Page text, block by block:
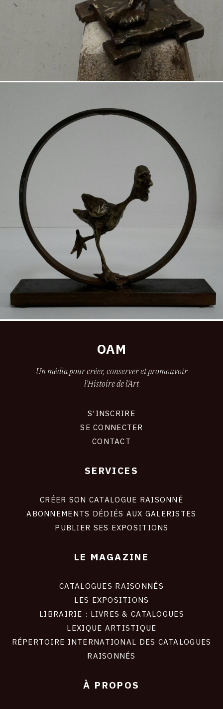
OAM
Un média pour créer, conserver et promouvoir
l'Histoire de l'Art
S'INSCRIRE
SE CONNECTER
CONTACT
SERVICES
CRÉER SON CATALOGUE RAISONNÉ
ABONNEMENTS DÉDIÉS AUX GALERISTES
PUBLIER SES EXPOSITIONS
LE MAGAZINE
CATALOGUES RAISONNÉS
LES EXPOSITIONS
LIBRAIRIE : LIVRES & CATALOGUES
LEXIQUE ARTISTIQUE
RÉPERTOIRE INTERNATIONAL DES CATALOGUES
RAISONNÉS
À PROPOS